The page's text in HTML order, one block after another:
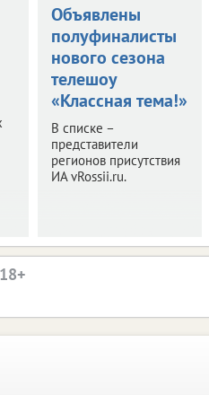
Объявлены
полуфиналисты
нового сезона
телешоу
«Классная тема!»
В списке –
представители
регионов присутствия
ИА vRossii.ru.